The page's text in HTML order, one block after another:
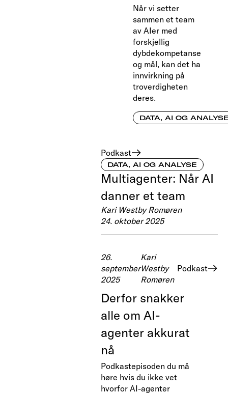
Når vi setter
sammen et team
av AIer med
forskjellig
dybdekompetanse
og mål, kan det ha
innvirkning på
troverdigheten
deres.
DATA, AI OG
Podkast
DATA, AI OG ANALYSE
Multiagenter: Når AI
danner et team
Kari Westby Romøren
24. oktober 2025
26.
september
2025
Kari
Westby
Romøren
Podkast
Derfor snakker
alle om AI-
agenter akkurat
nå
Podkastepisoden du må
høre hvis du ikke vet
hvorfor AI-agenter